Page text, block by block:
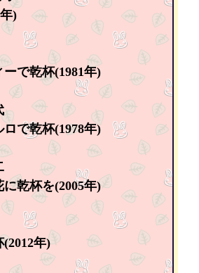
)
ーで乾杯(1981年)
で乾杯(1978年)
乾杯を(2005年)
年)